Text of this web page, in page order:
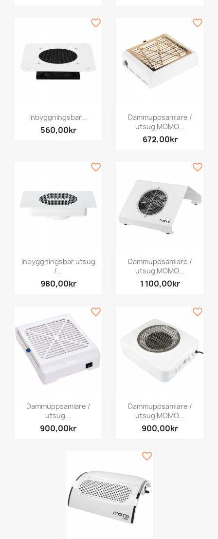
Inbyggningsbar...
560,00kr
favorite_border
Dammuppsamlare /
utsug MOMO...
672,00kr
favorite_border
Inbyggningsbar utsug
/...
980,00kr
favorite_border
Dammuppsamlare /
utsug MOMO...
1 100,00kr
favorite_border
Dammuppsamlare /
utsug...
900,00kr
favorite_border
Dammuppsamlare /
utsug MOMO...
900,00kr
favorite_border
favorite_border